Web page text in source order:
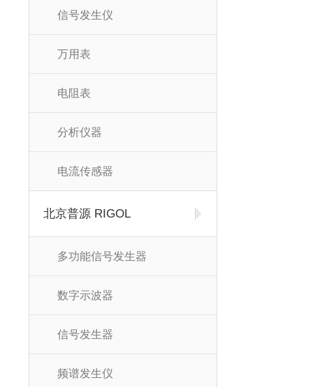
信号发生仪
万用表
电阻表
分析仪器
电流传感器
北京普源 RIGOL
多功能信号发生器
数字示波器
信号发生器
频谱发生仪